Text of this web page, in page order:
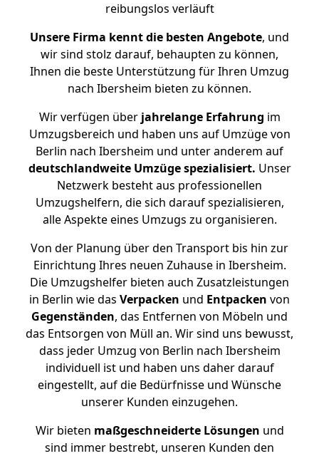
reibungslos verläuft
Unsere Firma kennt die besten Angebote, und
wir sind stolz darauf, behaupten zu können,
Ihnen die beste Unterstützung für Ihren Umzug
nach Ibersheim bieten zu können.
Wir verfügen überjahrelange Erfahrung im
Umzugsbereich und haben uns auf Umzüge von
Berlin nach Ibersheim und unter anderem auf
deutschlandweite Umzüge spezialisiert. Unser
Netzwerk besteht aus professionellen
Umzugshelfern, die sich darauf spezialisieren,
alle Aspekte eines Umzugs zu organisieren.
Von der Planung über den Transport bis hin zur
Einrichtung Ihres neuen Zuhause in Ibersheim.
Die Umzugshelfer bieten auch Zusatzleistungen
in Berlin wie das Verpacken und Entpacken von
Gegenständen, das Entfernen von Möbeln und
das Entsorgen von Müll an. Wir sind uns bewusst,
dass jeder Umzug von Berlin nach Ibersheim
individuell ist und haben uns daher darauf
eingestellt, auf die Bedürfnisse und Wünsche
unserer Kunden einzugehen.
Wir bieten maßgeschneiderte Lösungen und
sind immer bestrebt, unseren Kunden den